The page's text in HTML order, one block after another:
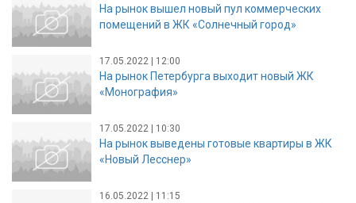
На рынок вышел новый пул коммерческих
помещений в ЖК «Солнечный город»
17.05.2022 | 12:00
На рынок Петербурга выходит новый ЖК
«Монография»
17.05.2022 | 10:30
На рынок выведены готовые квартиры в ЖК
«Новый Лесснер»
16.05.2022 | 11:15